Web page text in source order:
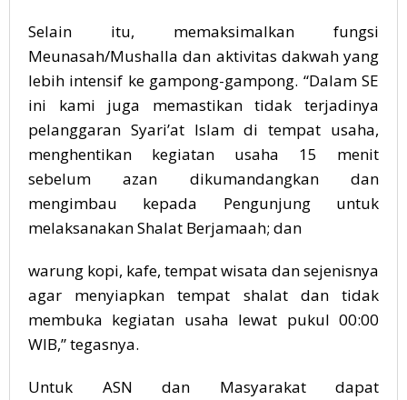
Selain itu, memaksimalkan fungsi
Meunasah/Mushalla dan aktivitas dakwah yang
lebih intensif ke gampong-gampong. “Dalam SE
ini kami juga memastikan tidak terjadinya
pelanggaran Syari’at Islam di tempat usaha,
menghentikan kegiatan usaha 15 menit
sebelum azan dikumandangkan dan
mengimbau kepada Pengunjung untuk
melaksanakan Shalat Berjamaah; dan
warung kopi, kafe, tempat wisata dan sejenisnya
agar menyiapkan tempat shalat dan tidak
membuka kegiatan usaha lewat pukul 00:00
WIB,” tegasnya.
Untuk ASN dan Masyarakat dapat